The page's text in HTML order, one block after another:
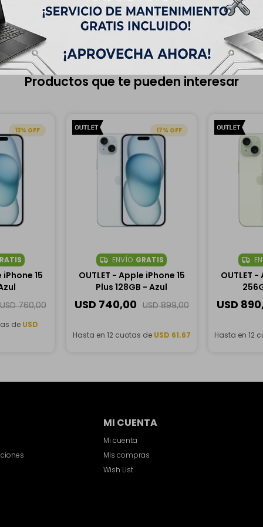
Productos que te pueden interesar
13
iPhone 15
USD 760,00
de USD
17
ENVÍO GRATIS
OUTLET - Apple iPhone 15
Plus 128GB - Azul
USD 740,00 USD 899,00
Hasta en 12 cuotas de USD 61.67
OUTLET
USD
Hasta en 12
MI CUENTA
Mi cuenta
Mis compras
Wish List